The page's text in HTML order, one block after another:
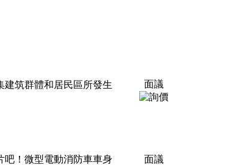
集建筑群體和居民區所發生
面議
！微型電動消防車車身
面議